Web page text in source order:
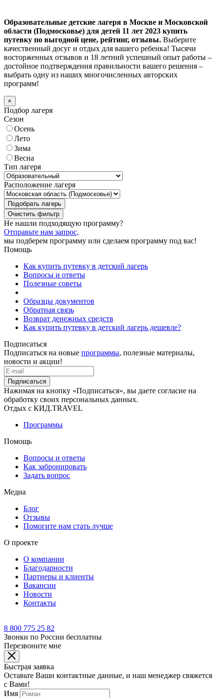
Образовательные детские лагеря в Москве и Московской
области (Подмосковье) для детей 11 лет 2023 купить
путевку по выгодной цене, рейтинг, отзывы. Выберите
качественный досуг и отдых для вашего ребенка! Тысячи
восторженных отзывов и 18 летний успешный опыт работы –
достойное подтверждения правильности вашего решения –
выбрать одну из наших многочисленных авторских
программ!
×
Подбор лагеря
Сезон
Осень
Лето
Зима
Весна
Тип лагеря
Расположение лагеря
Подобрать лагерь
Не нашли подходящую программу?
Отправьте нам запрос,
мы подберем программу или сделаем программу под вас!
Помощь
Как купить путевку в детский лагерь
Вопросы и ответы
Полезные советы
Образцы документов
Обратная связь
Возврат денежных средств
Как купить путевку в детский лагерь дешевле?
Подписаться
Подписаться на новые программы, полезные материалы,
новости и акции!
Подписаться
Нажимая на кнопку «Подписаться», вы даете согласие на
обработку своих персональных данных.
Отдых с КИД.TRAVEL
Программы
Помощь
Вопросы и ответы
Как забронировать
Задать вопрос
Медиа
Блог
Отзывы
Помогите нам стать лучше
О проекте
О компании
Благодарности
Партнеры и клиенты
Вакансии
Новости
Контакты
8 800 775 25 82
Звонки по России бесплатны
Перезвоните мне
Быстрая заявка
Оставьте Ваши контактные данные, и наш менеджер свяжется
с Вами!
Имя